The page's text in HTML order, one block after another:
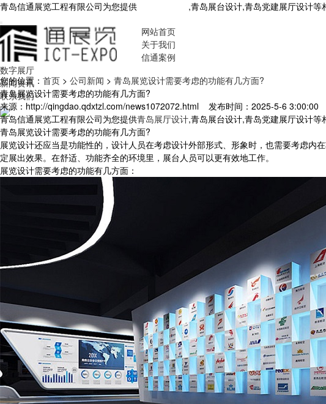
青岛信通展览工程有限公司为您提供 ,青岛展台设计,青岛党建展厅设计
网站首页
关于我们
信通案例
数字展厅
新闻资讯
联系我们
您的位置： 首页 > 公司新闻 > 青岛展览设计需要考虑的功能有几方面?
青岛展览设计需要考虑的功能有几方面?
来源：http://qingdao.qdxtzl.com/news1072072.html 发布时间：2025-5-6 3:00:00
青岛信通展览工程有限公司为您提供青岛展厅设计,青岛展台设计,青岛党建展厅设计等
青岛展览设计需要考虑的功能有几方面?
展览设计还应当是功能性的，设计人员在考虑设计外部形式、形象时，也需要考虑
定展出效果。在舒适、功能齐全的环境里，展台人员可以更有效地工作。
展览设计需要考虑的功能有几方面：